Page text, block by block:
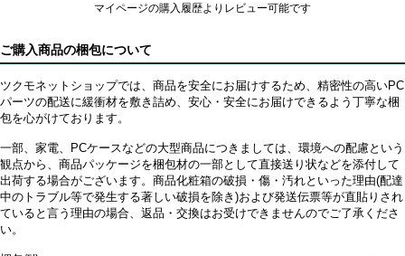
マイページの購入履歴よりレビュー可能です
ご購入商品の梱包について
ツクモネットショップでは、商品を安全にお届けするため、精密性の高いPC
パーツの配送に緩衝材を敷き詰め、安心・安全にお届けできるよう丁寧な梱
包を心がけております。
一部、家電、PCケースなどの大型商品につきましては、環境への配慮という
観点から、商品パッケージを梱包材の一部として直接送り状などを添付して
出荷する場合がございます。商品化粧箱の破損・傷・汚れといった理由(配達
中のトラブル等で発生する著しい破損を除き)および発送伝票等が直貼りされ
ていると言う理由の場合、返品・交換はお受けできませんのでご了承くださ
い。